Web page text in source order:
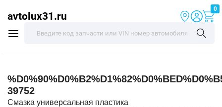
avtolux31.ru
0
39752
Смазка универсальная пластика